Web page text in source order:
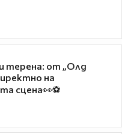
терена: от „Олд
на
сцена👀⚽